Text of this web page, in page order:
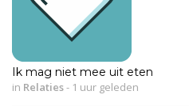
Ik mag niet mee uit eten
in Relaties- 1 uur geleden